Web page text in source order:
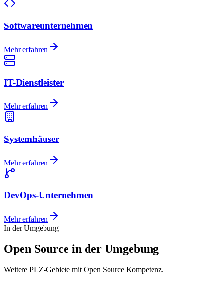
Softwareunternehmen
Mehr erfahren
IT-Dienstleister
Mehr erfahren
Systemhäuser
Mehr erfahren
DevOps-Unternehmen
Mehr erfahren
In der Umgebung
Open Source in der Umgebung
Weitere PLZ-Gebiete mit Open Source Kompetenz.